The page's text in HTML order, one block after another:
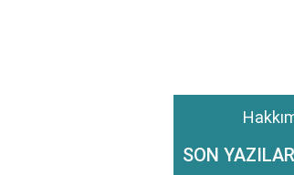
SON YAZILAR